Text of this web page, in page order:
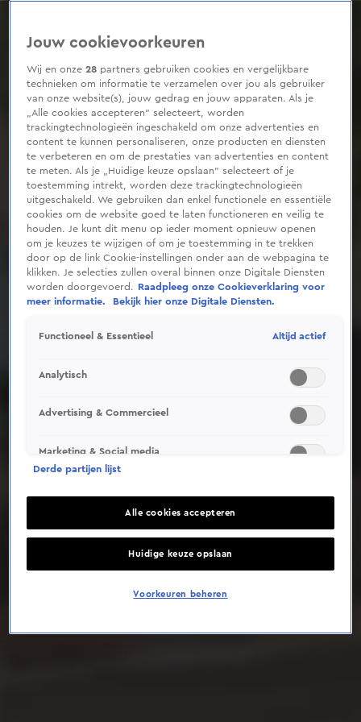
0
seconds
Deze video is niet beschikbaar op je huidige locatie
Jouw cookievoorkeuren
Wij en onze28 partners gebruiken cookies en vergelijkbare
technieken om informatie te verzamelen over jou als gebruiker
van onze website(s), jouw gedrag en jouw apparaten. Als je
„Alle cookies accepteren” selecteert, worden
trackingtechnologieën ingeschakeld om onze advertenties en
content te kunnen personaliseren, onze producten en diensten
te verbeteren en om de prestaties van advertenties en content
te meten. Als je „Huidige keuze opslaan” selecteert of je
toestemming intrekt, worden deze trackingtechnologieën
uitgeschakeld. We gebruiken dan enkel functionele en essentiële
cookies om de website goed te laten functioneren en veilig te
houden. Je kunt dit menu op ieder moment opnieuw openen
om je keuzes te wijzigen of om je toestemming in te trekken
door op de link Cookie-instellingen onder aan de webpagina te
klikken. Je selecties zullen overal binnen onze Digitale Diensten
worden doorgevoerd.
Raadpleeg onze Cookieverklaring voor
meer informatie.
Bekijk hier onze Digitale Diensten.
Functioneel & Essentieel Altijd actief
Analytisch
Advertising & Commercieel
Marketing & Social media
Derde partijen lijst
Alle cookies accepteren
Huidige keuze opslaan
Voorkeuren beheren